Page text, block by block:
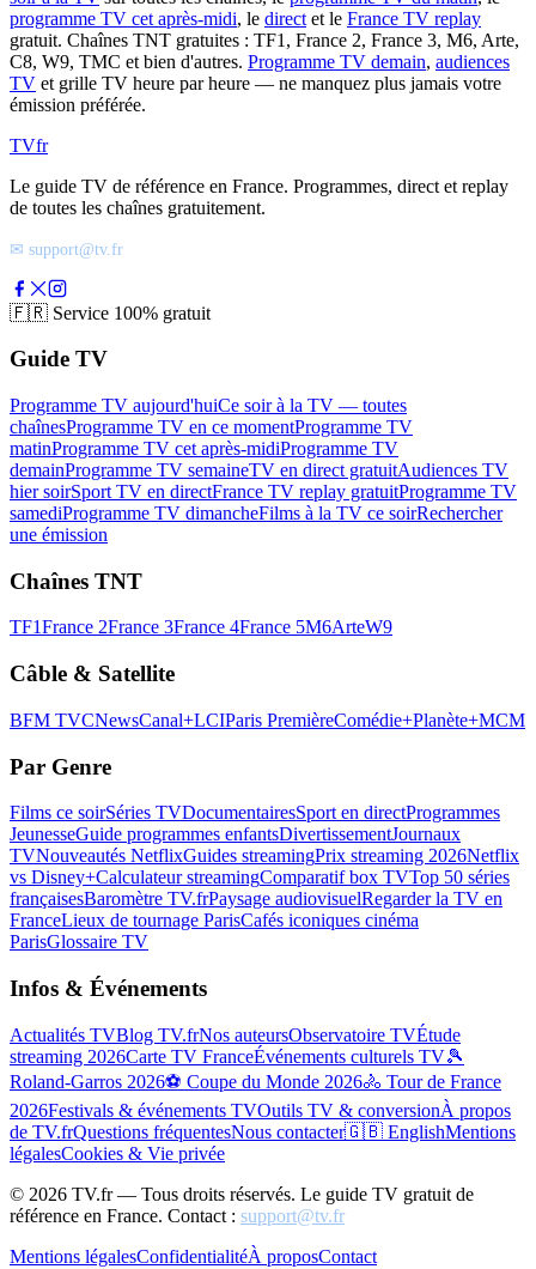
programme TV cet après-midi, le direct et le France TV replay
gratuit. Chaînes TNT gratuites : TF1, France 2, France 3, M6, Arte,
C8, W9, TMC et bien d'autres. Programme TV demain, audiences
TV et grille TV heure par heure — ne manquez plus jamais votre
émission préférée.
TVfr
Le guide TV de référence en France. Programmes, direct et replay
de toutes les chaînes gratuitement.
✉ support@tv.fr
🇫🇷 Service 100% gratuit
Guide TV
Programme TV aujourd'huiCe soir à la TV — toutes
chaînesProgramme TV en ce momentProgramme TV
matinProgramme TV cet après-midiProgramme TV
demainProgramme TV semaineTV en direct gratuitAudiences TV
hier soirSport TV en directFrance TV replay gratuitProgramme TV
samediProgramme TV dimancheFilms à la TV ce soirRechercher
une émission
Chaînes TNT
TF1France 2France 3France 4France 5M6ArteW9
Câble & Satellite
BFM TVCNewsCanal+LCIParis PremièreComédie+Planète+MCM
Par Genre
Films ce soirSéries TVDocumentairesSport en directProgrammes
JeunesseGuide programmes enfantsDivertissementJournaux
TVNouveautés NetflixGuides streamingPrix streaming 2026Netflix
vs Disney+Calculateur streamingComparatif box TVTop 50 séries
françaisesBaromètre TV.frPaysage audiovisuelRegarder la TV en
FranceLieux de tournage ParisCafés iconiques cinéma
ParisGlossaire TV
Infos & Événements
Actualités TVBlog TV.frNos auteursObservatoire TVÉtude
streaming 2026Carte TV FranceÉvénements culturels TV🎾
Roland-Garros 2026⚽ Coupe du Monde 2026🚴 Tour de France
2026Festivals & événements TVOutils TV & conversionÀ propos
de TV.frQuestions fréquentesNous contacter🇬🇧 EnglishMentions
légalesCookies & Vie privée
© 2026 TV.fr — Tous droits réservés. Le guide TV gratuit de
référence en France. Contact : support@tv.fr
Mentions légalesConfidentialitéÀ proposContact